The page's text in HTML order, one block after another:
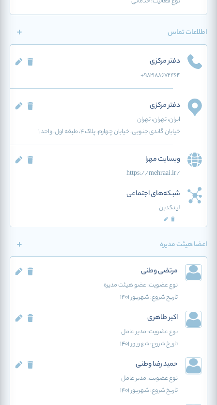
اطلاعات تماس
دفتر مرکزی
+982188672464
دفتر مرکزی
ایران، تهران، تهران
خیابان گاندی جنوبی، خیابان چهارم، پلاک 4، طبقه اول، واحد 1
وبسایت مهرا
https://mehraai.ir/
شبکه‌های اجتماعی
لینکدین
اعضا هیئت مدیره
مرتضی وطنی
نوع عضویت:عضو هیئت مدیره
تاریخ شروع:شهریور 1401
اکبر طاهری
نوع عضویت:مدیر عامل
تاریخ شروع:شهریور 1401
حمید رضا وطنی
نوع عضویت:مدیر عامل
تاریخ شروع:شهریور 1401